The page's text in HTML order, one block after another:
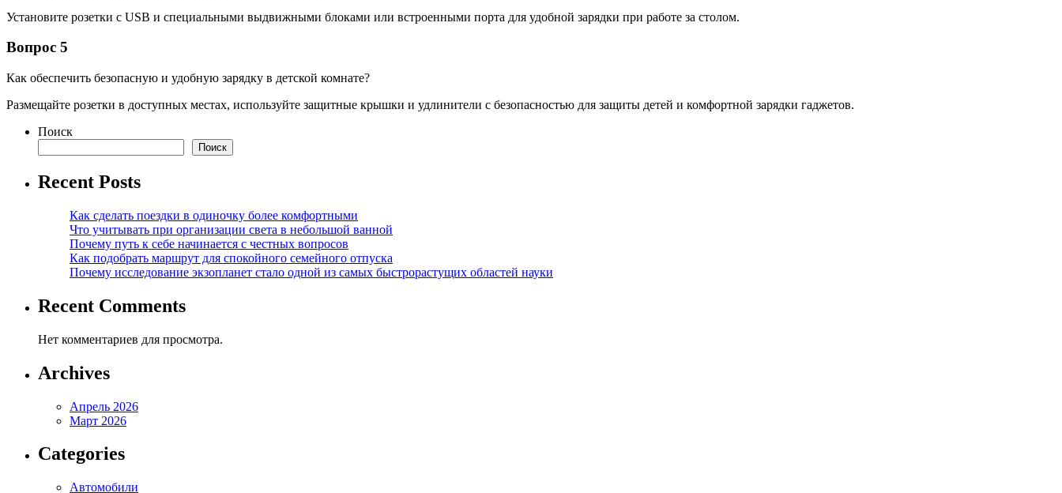
Установите розетки с USB и специальными выдвижными блоками или встроенными порта для удобной зарядки при работе за столом.
Вопрос 5
Как обеспечить безопасную и удобную зарядку в детской комнате?
Размещайте розетки в доступных местах, используйте защитные крышки и удлинители с безопасностью для защиты детей и комфортной зарядки гаджетов.
Поиск
Поиск
Recent Posts
Как сделать поездки в одиночку более комфортными
Что учитывать при организации света в небольшой ванной
Почему путь к себе начинается с честных вопросов
Как подобрать маршрут для спокойного семейного отпуска
Почему исследование экзопланет стало одной из самых быстрорастущих областей науки
Recent Comments
Нет комментариев для просмотра.
Archives
Апрель 2026
Март 2026
Categories
Автомобили